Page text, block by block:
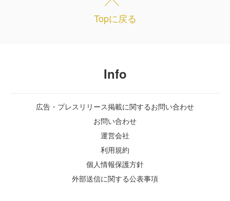
Topに戻る
Info
広告・プレスリリース掲載に関するお問い合わせ
お問い合わせ
運営会社
利用規約
個人情報保護方針
外部送信に関する公表事項